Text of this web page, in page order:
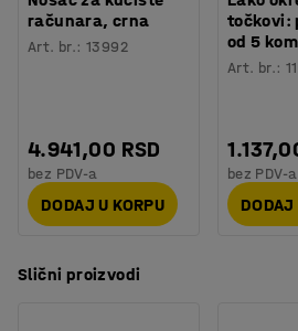
Ormar se može produžiti kasnije
skladištenje promene.
Na primer, možete da stavite još
Težina: 254 kg
Montaža : Potrebno je sklapanje
računara, crna
Art. br.:13992
4.941,00 RSD
bez PDV-a
DODAJ U KORPU
točkovi:
od 5 kom
Art. br.:
bez PDV-a
DODAJ
Slični proizvodi